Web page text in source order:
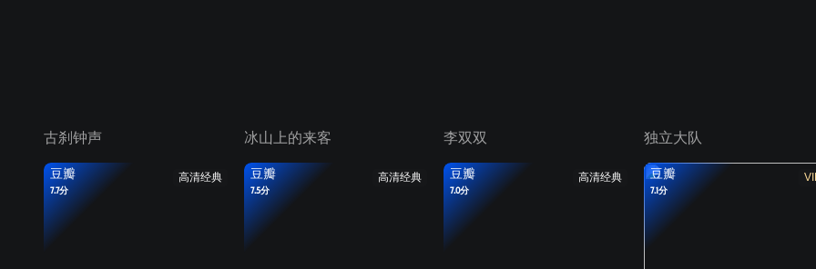
古刹钟声 冰山上的来客 李双双 独立大队
高清经典
豆瓣
7.7分
高清经典
豆瓣
7.5分
高清经典
豆瓣
7.0分
豆瓣
7.1分